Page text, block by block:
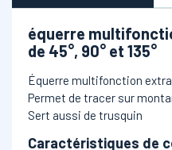
équerre
de 45°, 90° et 135°
Équerre multifonction
Permet de tracer sur
Sert aussi de trusquin
Caractéristiques de